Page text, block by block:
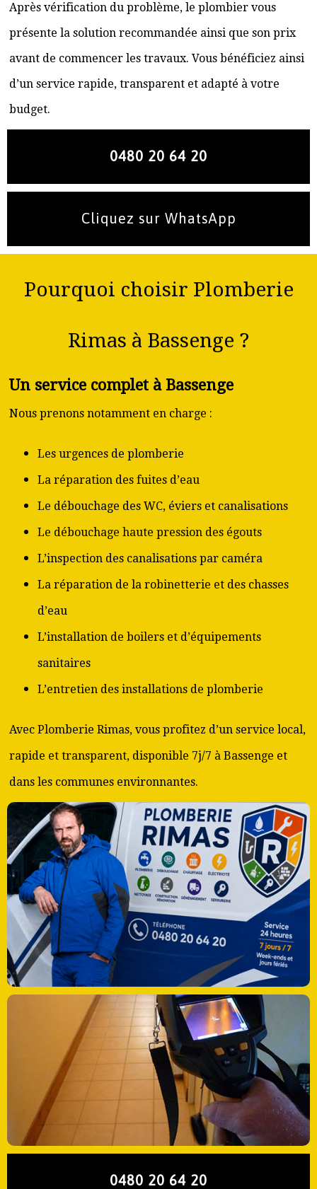
Après vérification du problème, le plombier vous
présente la solution recommandée ainsi que son prix
avant de commencer les travaux. Vous bénéficiez ainsi
d’un service rapide, transparent et adapté à votre
budget.
0480 20 64 20
Cliquez sur WhatsApp
Pourquoi choisir Plomberie
Rimas à Bassenge ?
Un service complet à Bassenge
Nous prenons notamment en charge :
Les urgences de plomberie
La réparation des fuites d’eau
Le débouchage des WC, éviers et canalisations
Le débouchage haute pression des égouts
L’inspection des canalisations par caméra
La réparation de la robinetterie et des chasses
d’eau
L’installation de boilers et d’équipements
sanitaires
L’entretien des installations de plomberie
Avec Plomberie Rimas, vous profitez d’un service local,
rapide et transparent, disponible 7j/7 à Bassenge et
dans les communes environnantes.
0480 20 64 20